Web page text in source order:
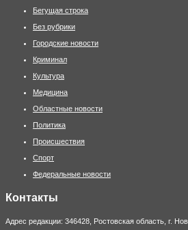
Бегущая строка
Без рубрики
Городские новости
Криминал
Культура
Медицина
Областные новости
Политика
Происшествия
Спорт
Федеральные новости
Контакты
Адрес редакции: 346428, Ростовская область, г.